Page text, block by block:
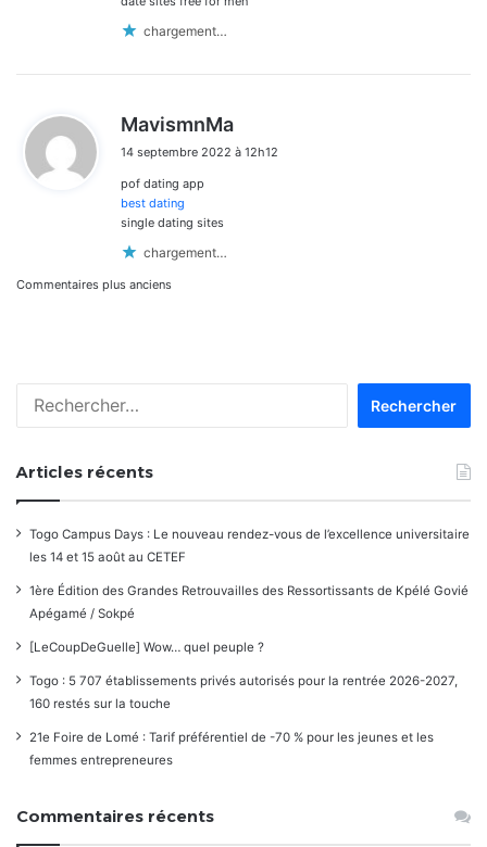
chargement…
MavismnMa
t
14 septembre 2022 à 12h12
pof dating app
best dating
single dating sites
chargement…
Navigation
commentaires
Commentaires plus anciens
Articles récents
Togo Campus Days : Le nouveau rendez-vous de l’excellence universitaire
les 14 et 15 août au CETEF
1ère Édition des Grandes Retrouvailles des Ressortissants de Kpélé Govié
Apégamé / Sokpé
[LeCoupDeGuelle] Wow… quel peuple ?
Togo : 5 707 établissements privés autorisés pour la rentrée 2026-2027,
160 restés sur la touche
21e Foire de Lomé : Tarif préférentiel de -70 % pour les jeunes et les
femmes entrepreneures
Commentaires récents